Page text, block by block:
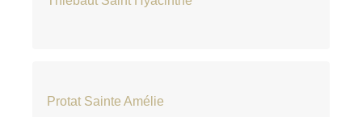
Protat Sainte Amélie